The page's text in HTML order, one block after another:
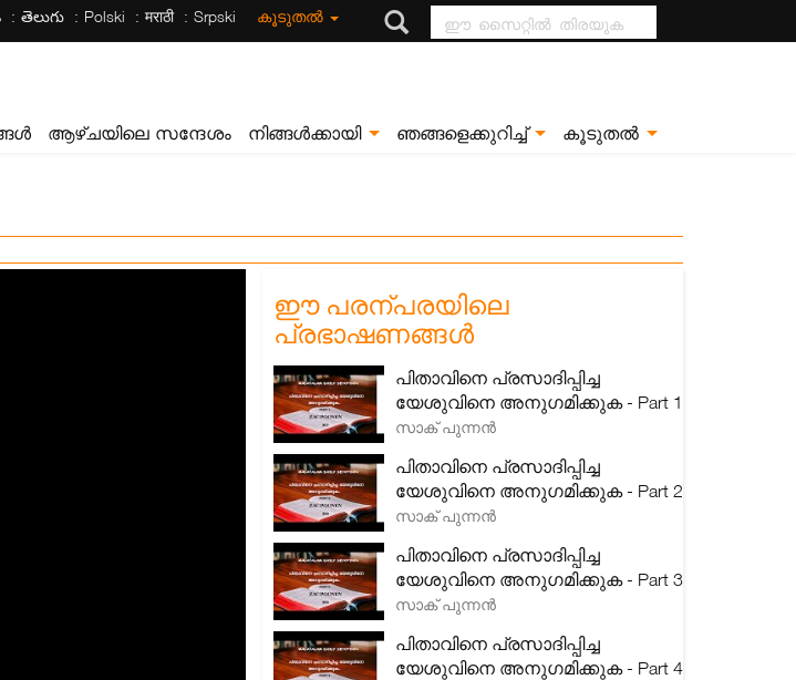
తెలుగు Polski मराठी Srpski കൂടുതൽ
ഈ സൈറ്റിൽ
തിരയുക
ആഴ്ചയിലെ സന്ദേശം നിങ്ങൾക്കായി ഞങ്ങളെക്കുറിച്ച് കൂടുതൽ
ഈ പരന്പരയിലെ
പ്രഭാഷണങ്ങൾ
പിതാവിനെ പ്രസാദിപ്പിച്ച
യേശുവിനെ അനുഗമിക്കുക - Part 1
സാക് പുന്നൻ
പിതാവിനെ പ്രസാദിപ്പിച്ച
യേശുവിനെ അനുഗമിക്കുക - Part 2
സാക് പുന്നൻ
പിതാവിനെ പ്രസാദിപ്പിച്ച
യേശുവിനെ അനുഗമിക്കുക - Part 3
സാക് പുന്നൻ
പിതാവിനെ പ്രസാദിപ്പിച്ച
യേശുവിനെ അനുഗമിക്കുക - Part 4